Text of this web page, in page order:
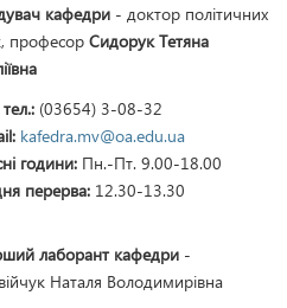
кафедри - доктор політичних
професор Сидорук Тетяна
(03654) 3-08-32
kafedra.mv@oa.edu.ua
години: Пн.-Пт. 9.00-18.00
перерва: 12.30-13.30
лаборант кафедри -
Наталя Володимирівна